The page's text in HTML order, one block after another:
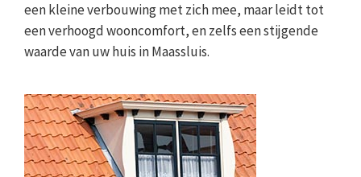
een kleine verbouwing met zich mee, maar leidt tot
een verhoogd wooncomfort, en zelfs een stijgende
waarde van uw huis in Maassluis.